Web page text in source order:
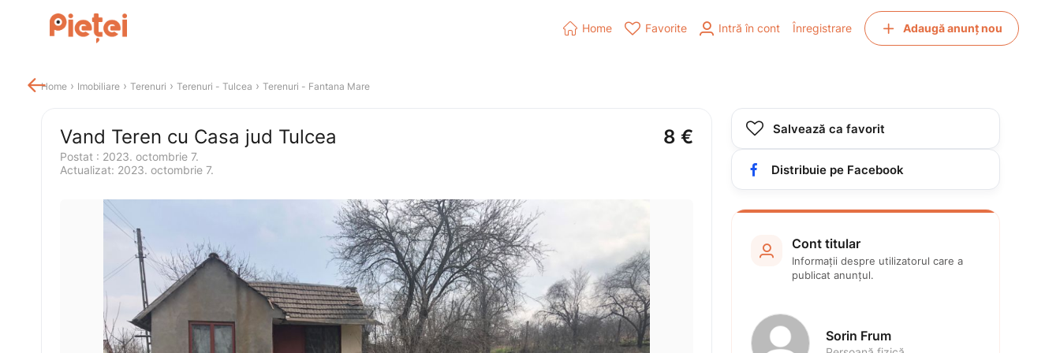
Home › Imobiliare › Terenuri › Terenuri - Tulcea › Terenuri - Fantana Mare
Vand Teren cu Casa jud Tulcea 8 €
Postat : 2023. octombrie 7.
Actualizat: 2023. octombrie 7.
 Salvează ca favorit
 Distribuie pe Facebook
 Cont titular
Informații despre utilizatorul care a
publicat anunțul.
Sorin Frum
 Home  Favorite  Intră în cont Înregistrare  Adaugă anunț nou